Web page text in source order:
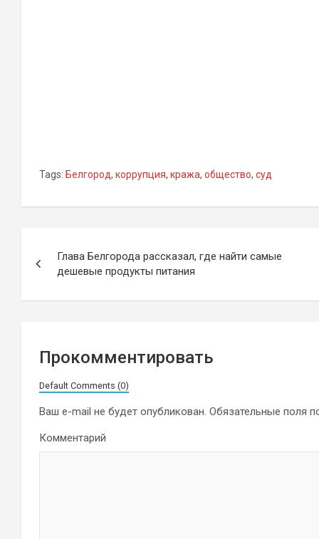
Tags: Белгород, коррупция, кража, общество, суд
по
записям
Глава Белгорода рассказал, где найти самые
дешевые продукты питания
Прокомментировать
Default Comments (0)
Ваш e-mail не будет опубликован. Обязательные поля
Комментарий